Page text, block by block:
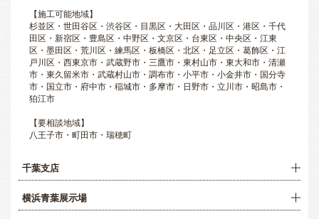
【施工可能地域】
杉並区・世田谷区・渋谷区・目黒区・大田区・品川区・港区・千代
田区・新宿区・豊島区・中野区・文京区・台東区・中央区・江東
区・墨田区・荒川区・練馬区・板橋区・北区・足立区・葛飾区・江
戸川区・西東京市・武蔵野市・三鷹市・東村山市・東大和市・清瀬
市・東久留米市・武蔵村山市・調布市・小平市・小金井市・国分寺
市・国立市・府中市・稲城市・多摩市・日野市・立川市・昭島市・
狛江市
【要相談地域】
八王子市・町田市・瑞穂町
千葉支店
横浜青葉展示場